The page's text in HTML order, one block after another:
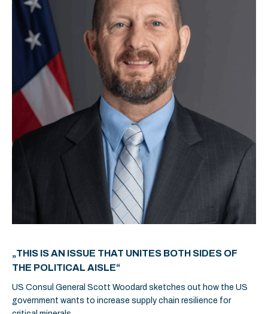
„THIS IS AN ISSUE THAT UNITES BOTH SIDES OF
THE POLITICAL AISLE“
US Consul General Scott Woodard sketches out how the US
government wants to increase supply chain resilience for